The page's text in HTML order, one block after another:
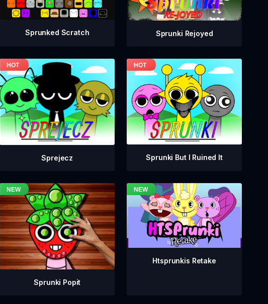
Sprunked Scratch Sprunki Rejoyed
Sprejecz Sprunki But I Ruined It
Sprunki Popit
Htsprunkis Retake